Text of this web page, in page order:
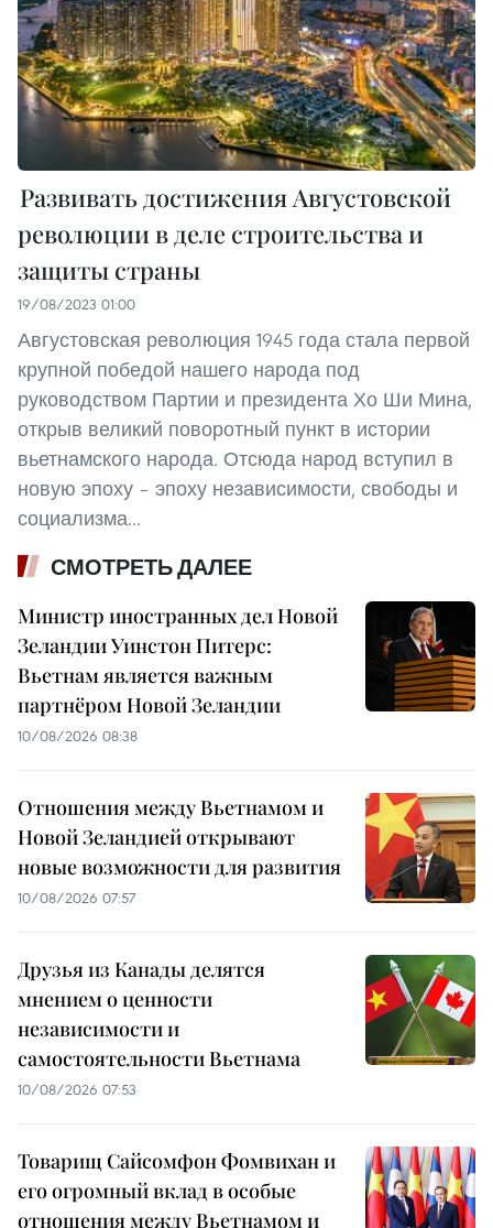
Развивать достижения Августовской
революции в деле строительства и
защиты страны
19/08/2023 01:00
Августовская революция 1945 года стала первой
крупной победой нашего народа под
руководством Партии и президента Хо Ши Мина,
открыв великий поворотный пункт в истории
вьетнамского народа. Отсюда народ вступил в
новую эпоху – эпоху независимости, свободы и
социализма...
СМОТРЕТЬ ДАЛЕЕ
Министр иностранных дел Новой
Зеландии Уинстон Питерс:
Вьетнам является важным
партнёром Новой Зеландии
10/08/2026 08:38
Отношения между Вьетнамом и
Новой Зеландией открывают
новые возможности для развития
10/08/2026 07:57
Друзья из Канады делятся
мнением о ценности
независимости и
самостоятельности Вьетнама
10/08/2026 07:53
Товарищ Сайсомфон Фомвихан и
его огромный вклад в особые
отношения между Вьетнамом и